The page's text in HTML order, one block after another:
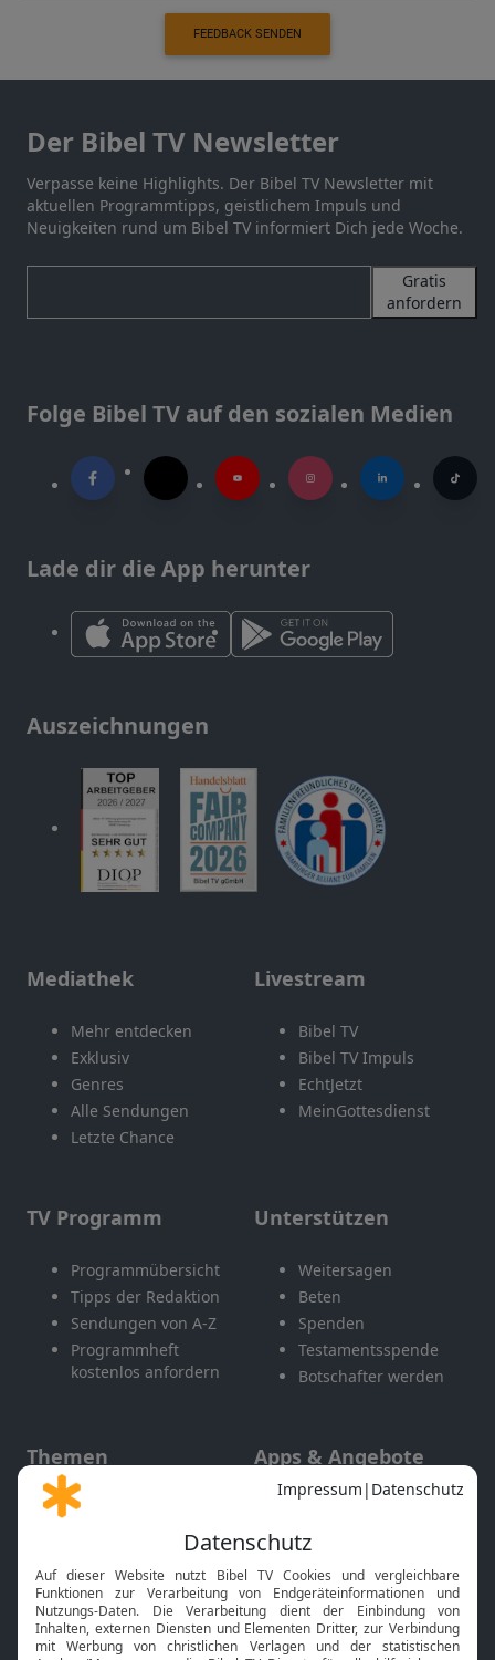
FEEDBACK SENDEN
Der Bibel TV Newsletter
Verpasse keine Highlights. Der Bibel TV Newsletter mit
aktuellen Programmtipps, geistlichem Impuls und
Neuigkeiten rund um Bibel TV informiert Dich jede Woche.
Gratis
anfordern
Folge Bibel TV auf den sozialen Medien
Lade dir die App herunter
Auszeichnungen
Mediathek
Mehr entdecken
Exklusiv
Genres
Alle Sendungen
Letzte Chance
Livestream
Bibel TV
Bibel TV Impuls
EchtJetzt
MeinGottesdienst
TV Programm
Programmübersicht
Tipps der Redaktion
Sendungen von A-Z
Programmheft
kostenlos anfordern
Unterstützen
Weitersagen
Beten
Spenden
Testamentsspende
Botschafter werden
Themen
Gott und Bibel erklärt
Neuigkeiten
Apps & Angebote
Mobile App
Smart TV
HbbTV
Bibelthek Online-Bibel